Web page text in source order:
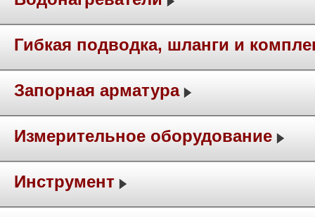
Гибкая подводка, шланги и
Запорная арматура
Измерительное оборудование
Инструмент